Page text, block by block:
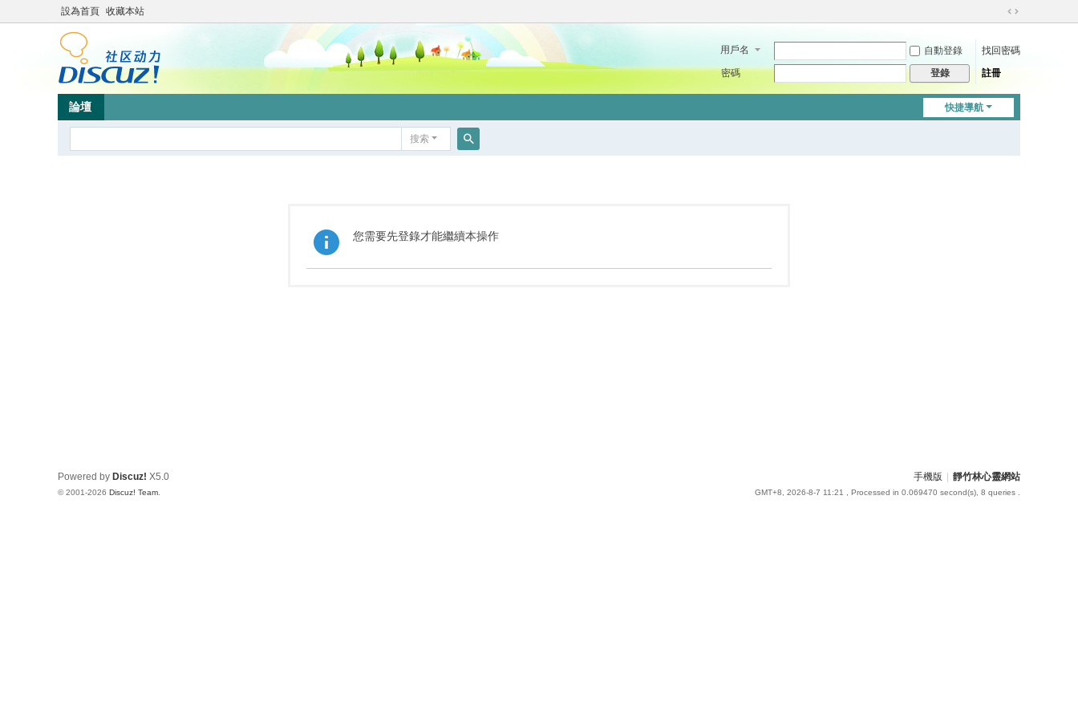
設為首頁 收藏本站
切
到
用戶名 自動登錄
找回密碼
密碼
登錄 註冊
快捷導航
論壇
搜索
您需要先登錄才能繼續本操作
手機版 靜竹林心靈網站
GMT+8, 2026-8-7 11:21 , Processed in 0.069470 second(s), 8 queries .
Powered by Discuz! X5.0
© 2001-2026 Discuz! Team